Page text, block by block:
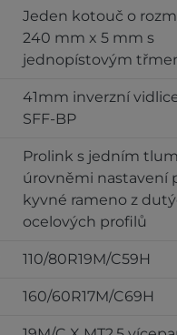
Jeden kotouč o
240 mm x 5 mm s
jednopístovým
41mm inverzní
SFF-BP
Prolink s jedním
úrovněmi nastavení
kyvné rameno z
ocelových profilů
110/80R19M/C59H
160/60R17M/C69H